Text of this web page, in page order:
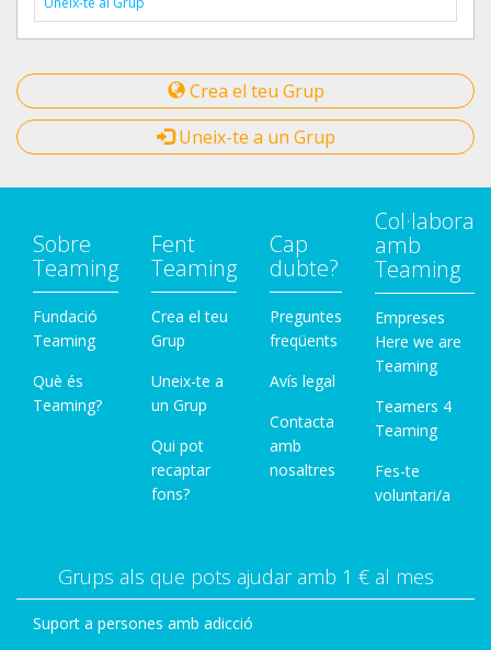
Crea el teu Grup
Uneix-te a un Grup
Sobre
Teaming
Fundació
Teaming
Què és
Teaming?
Fent
Teaming
Crea el teu
Grup
Uneix-te a
un Grup
Qui pot
recaptar
fons?
Cap
dubte?
Preguntes
freqüents
Avís legal
Contacta
amb
nosaltres
Col·labora
amb
Teaming
Empreses
Here we are
Teaming
Teamers 4
Teaming
Fes-te
voluntari/a
Grups als que pots ajudar amb 1 € al mes
Suport a persones amb adicció